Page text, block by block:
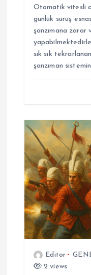
Otomatik vitesli
günlük sürüş
şanzımana
sık sık
şanzıman
Editor
2 views